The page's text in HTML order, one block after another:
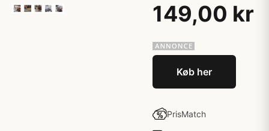
149,00 kr
Køb her
PrisMatch